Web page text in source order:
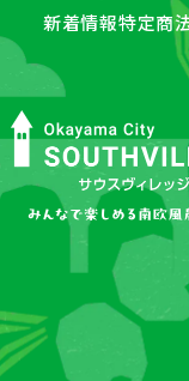
新着情報特定商